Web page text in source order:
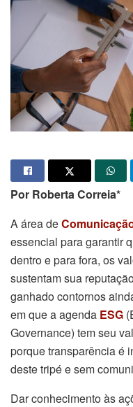
Por Roberta Correia*
A área de
essencial para garantir
dentro e para fora, os
sustentam sua
ganhado contornos
em que a agenda ESG
Governance) tem seu
porque transparência é
deste tripé e sem
Dar conhecimento às